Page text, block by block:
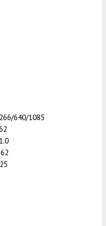
640/1085